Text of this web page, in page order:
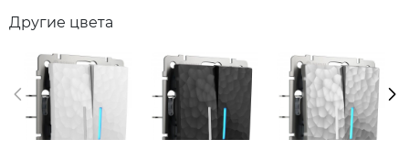
Другие цвета